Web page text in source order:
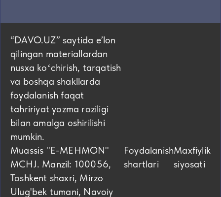
“DAVO.UZ” saytida eʼlon
qilingan materiallardan
nusxa koʻchirish, tarqatish
va boshqa shakllarda
foydalanish faqat
tahririyat yozma roziligi
bilan amalga oshirilishi
mumkin.
Muassis "E-MEHMON"
MCHJ. Manzil: 100056,
Toshkent shaxri, Mirzo
Ulug'bek tumani, Navoiy
Foydalanish
shartlari
Maxfiylik
siyosati